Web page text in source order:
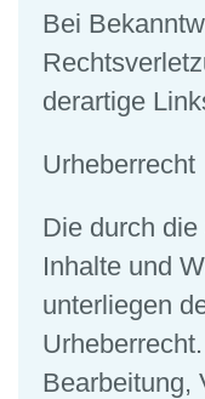
Bei
derartige
Urheberrecht
Die durch
Inhalte und
unterliegen
Bearbeitung,